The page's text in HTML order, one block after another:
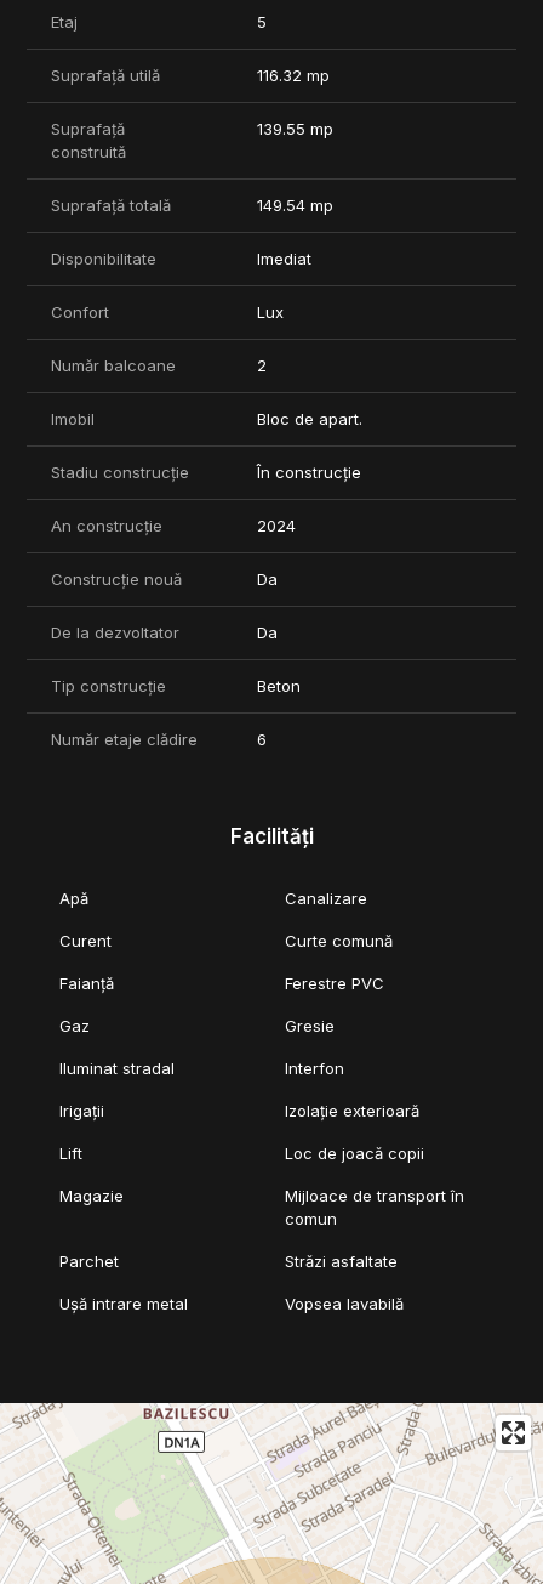
Etaj 5
Suprafață utilă 116.32 mp
Suprafață
construită
139.55 mp
Suprafață totală 149.54 mp
Disponibilitate Imediat
Confort Lux
Număr balcoane 2
Imobil Bloc de apart.
Stadiu construcție În construcție
An construcție 2024
Construcție nouă Da
De la dezvoltator Da
Tip construcție Beton
Număr etaje clădire 6
Facilități
Apă Canalizare
Curent Curte comună
Faianță Ferestre PVC
Gaz Gresie
Iluminat stradal Interfon
Irigații Izolație exterioară
Lift Loc de joacă copii
Magazie
Mijloace de transport în
comun
Parchet Străzi asfaltate
Ușă intrare metal Vopsea lavabilă